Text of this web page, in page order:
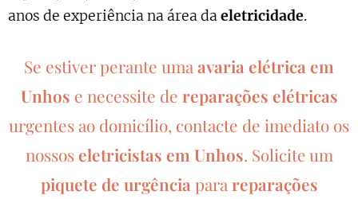
anos de experiência na área daeletricidade.
Se estiver perante uma avaria elétrica em
Unhos e necessite de reparações elétricas
urgentes ao domicílio, contacte de imediato os
nossoseletricistas em Unhos. Solicite um
piquete de urgência para reparações